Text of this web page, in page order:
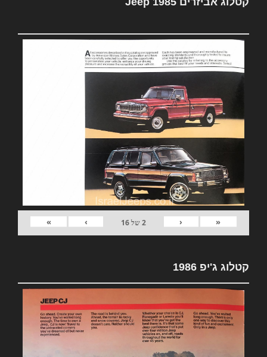
«
‹
2של16
›
»
קטלוג ג'יפ 1986